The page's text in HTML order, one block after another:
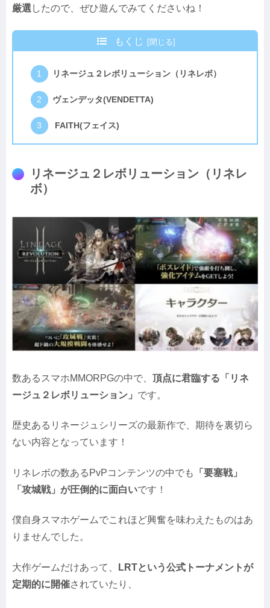
厳選 したので、ぜひ遊んでみてくださいね！
もくじ
リネージュ２レボリューション（リネレボ）
ヴェンデッタ(VENDETTA)
FAITH(フェイス)
リネージュ２レボリューション（リネレ
ボ）
数あるスマホMMORPGの中で、 頂点に君臨する「リネ
ージュ２レボリューション」 です。
歴史あるリネージュシリーズの最新作で、期待を裏切ら
ない内容となっています！
リネレボの数あるPvPコンテンツの中でも
「要塞戦」
「攻城戦」が圧倒的に面白いです！
僕自身スマホゲームでこれほど興奮を味わえたものはあ
りませんでした。
大作ゲームだけあって、
LRTという公式トーナメントが
定期的に開催されていたり、